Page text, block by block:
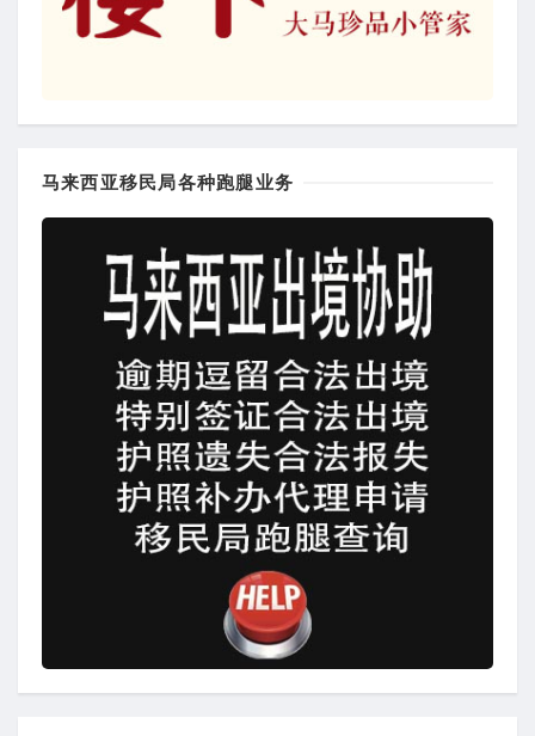
马来西亚移民局各种跑腿业务